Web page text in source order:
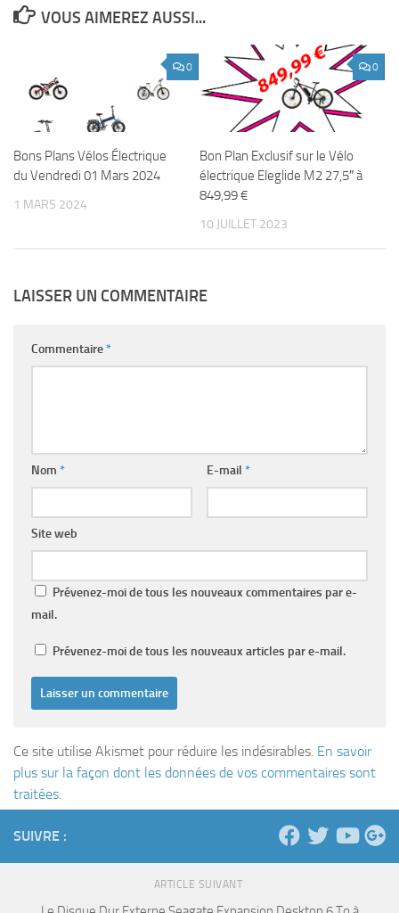
VOUS AIMEREZ AUSSI...
0
Bons Plans Vélos Électrique
du Vendredi 01 Mars 2024
1 MARS 2024
0
Bon Plan Exclusif sur le Vélo
électrique Eleglide M2 ​​27,5″ à
849,99 €
10 JUILLET 2023
LAISSER UN COMMENTAIRE
Commentaire*
Nom * E-mail *
Site web
Prévenez-moi de tous les nouveaux commentaires par e-
mail.
Prévenez-moi de tous les nouveaux articles par e-mail.
Ce site utilise Akismet pour réduire les indésirables. En savoir
plus sur la façon dont les données de vos commentaires sont
traitées.
SUIVRE :
ARTICLE SUIVANT